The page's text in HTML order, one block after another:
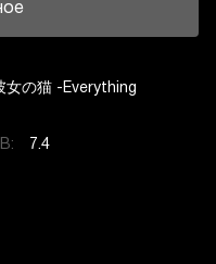
女の猫 -Everything
7.4